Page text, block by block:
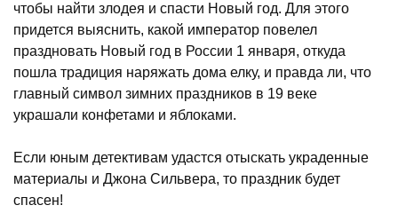
чтобы найти злодея и спасти Новый год. Для этого
придется выяснить, какой император повелел
праздновать Новый год в России 1 января, откуда
пошла традиция наряжать дома елку, и правда ли, что
главный символ зимних праздников в 19 веке
украшали конфетами и яблоками.
Если юным детективам удастся отыскать украденные
материалы и Джона Сильвера, то праздник будет
спасен!